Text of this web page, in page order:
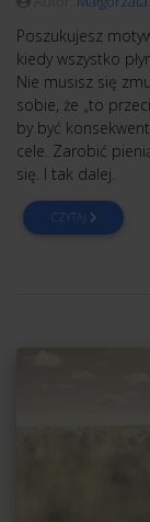
Poszukujesz
kiedy wszystko
Nie musisz się
sobie, że „to
by być
cele. Zarobić
się. I tak dalej.
CZYTAJ